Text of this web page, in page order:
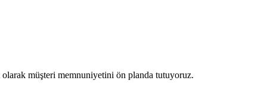
müşteri memnuniyetini ön planda tutuyoruz.